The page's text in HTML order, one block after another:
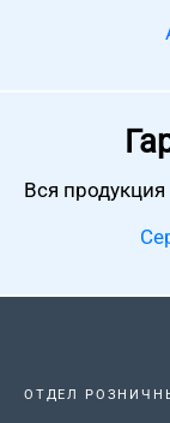
Вся
ОТДЕЛ